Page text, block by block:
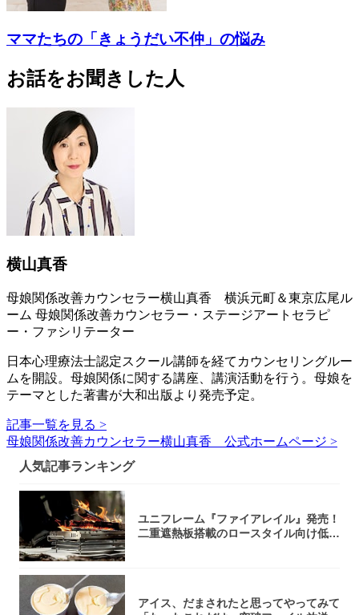
ママたちの「きょうだい不仲」の悩み
お話をお聞きした人
横山真香
母娘関係改善カウンセラー横山真香 横浜元町＆東京広尾ル
ーム 母娘関係改善カウンセラー・ステージアートセラピ
ー・ファシリテーター
日本心理療法士認定スクール講師を経てカウンセリングルー
ムを開設。母娘関係に関する講座、講演活動を行う。母娘を
テーマとした著書が大和出版より発売予定。
記事一覧を見る >
母娘関係改善カウンセラー横山真香 公式ホームページ >
人気記事ランキング
ユニフレーム『ファイアレイル』発売！
二重遮熱板搭載のロースタイル向け低型
アイス、だまされたと思ってやってみて